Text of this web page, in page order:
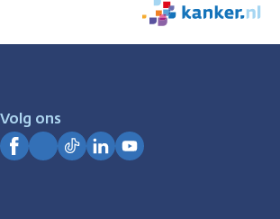
We
zijn
Volg ons